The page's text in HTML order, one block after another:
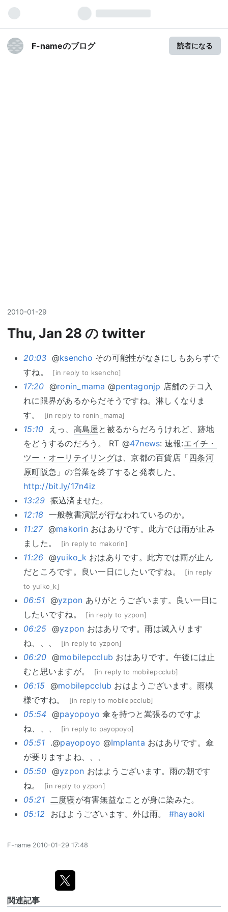
F-nameのブログ 読者になる
2010-01-29
Thu, Jan 28 の twitter
20:03 @ksencho その可能性がなきにしもあらずで
すね。
[in reply to ksencho]
17:20 @ronin_mama @pentagonjp 店舗のテコ入
れに限界があるからだそうですね。淋しくなりま
す。
[in reply to ronin_mama]
15:10 えっ、 高島屋と被るからだろうけれど、跡地
をどうするのだろう。 RT @47news: 速報:エイチ・
ツー・オーリテイリングは、京都の百貨店「四条河
原町阪急」の営業を終了すると発表した。
http://bit.ly/17n4iz
13:29 振込済ませた。
12:18 一般教書演説が行なわれているのか。
11:27 @makorinおはありです。此方では雨が止み
ました。
[in reply to makorin]
11:26 @yuiko_kおはありです。此方では雨が止ん
だところです。良い一日にしたいですね。
[in reply
to yuiko_k]
06:51 @yzpon ありがとうございます。良い一日に
したいですね。
[in reply to yzpon]
06:25 @yzpon おはありです。雨は滅入ります
ね、、、
[in reply to yzpon]
06:20 @mobilepcclub おはありです。午後には止
むと思いますが。
[in reply to mobilepcclub]
06:15 @mobilepcclub おはようございます。雨模
様ですね。
[in reply to mobilepcclub]
05:54 @payopoyo 傘を持つと嵩張るのですよ
ね、、、
[in reply to payopoyo]
05:51 .@payopoyo @Implanta おはありです。傘
が要りますよね、、、
05:50 @yzpon おはようございます。雨の朝です
ね。
[in reply to yzpon]
05:21 二度寝が有害無益なことが身に染みた。
05:12
おはようございます。外は雨。 #hayaoki
F-name 2010-01-29 17:48
関連記事